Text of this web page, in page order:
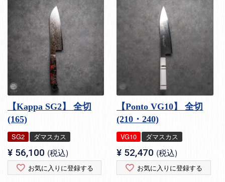
【Kappa SG2】 全切
(165)
SG2 ダマスカス
¥ 56,100 税込
お気に入りに登録する
【Ponto VG10】 全切
(210・240)
VG10 ダマスカス
¥ 52,470 税込
お気に入りに登録する